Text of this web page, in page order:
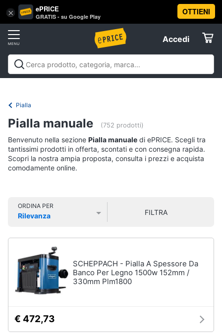
× ePRICE
GRATIS - su Google Play
OTTIENI
Accedi
Accedi
Registrati
Offerte
Informatica
Telefonia
Tv
Cinema
home
Videogiochi
Audio
Vai
al
Pialla
Pialla manuale (752 prodotti)
Benvenuto nella sezione Pialla manuale di ePRICE. Scegli tra
tantissimi prodotti in offerta, scontati e con consegna rapida.
Scopri la nostra ampia proposta, consulta i prezzi e acquista
comodamente online.
ORDINA PER
Rilevanza
FILTRA
SCHEPPACH - Pialla A Spessore Da
Banco Per Legno 1500w 152mm /
330mm Plm1800
€ 472,73